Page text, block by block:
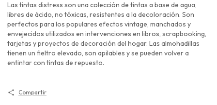
Las tintas distress son una colección de tintas a base de agua,
libres de ácido, no tóxicas, resistentes a la decoloración. Son
perfectos para los populares efectos vintage, manchados y
envejecidos utilizados en intervenciones en libros, scrapbooking,
tarjetas y proyectos de decoración del hogar. Las almohadillas
tienen un fieltro elevado, son apilables y se pueden volver a
entintar con tintas de repuesto.
Compartir